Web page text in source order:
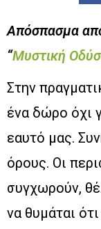
Απόσπασμα
“Μυστική
Στην
ένα δώρο όχι
εαυτό μας.
όρους. Οι
συγχωρούν,
να θυμάται